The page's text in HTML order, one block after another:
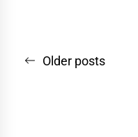
Navegação
Older posts